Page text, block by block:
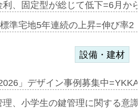
利、固定型が総じて低下=6月か
準宅地5年連続の上昇=伸び率
設備・建材
」デザイン事例募集中
理、小学生の鍵管理に関する意